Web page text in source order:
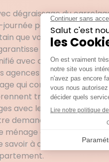
dégraissage du
pour vous libérer
que vos attentes soient
un service à la
avec chaque client
agences Azaé de la
qui connaissent les
très au sérieux le
avec les personnes au
demande, il est possible
à Thuir avant le
à qui on aura affaire.